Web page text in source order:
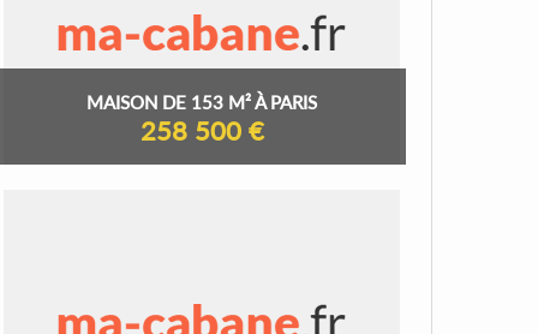
MAISON DE 153 M² À PARIS
258 500 €